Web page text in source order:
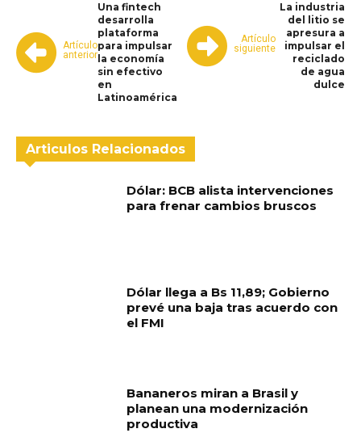
Artículo
anterior
Una fintech
desarrolla
plataforma
para impulsar
la economía
sin efectivo
en
Latinoamérica
Artículo
siguiente
La industria
del litio se
apresura a
impulsar el
reciclado
de agua
dulce
Articulos Relacionados
Dólar: BCB alista intervenciones
para frenar cambios bruscos
Dólar llega a Bs 11,89; Gobierno
prevé una baja tras acuerdo con
el FMI
Bananeros miran a Brasil y
planean una modernización
productiva